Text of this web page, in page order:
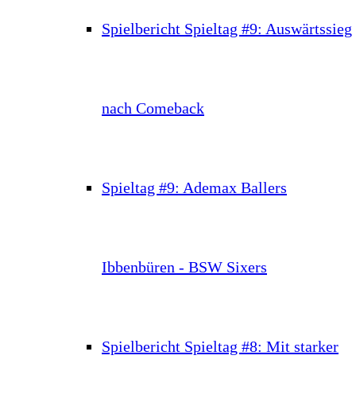
Spielbericht Spieltag #9: Auswärtssieg
nach Comeback
Spieltag #9: Ademax Ballers
Ibbenbüren - BSW Sixers
Spielbericht Spieltag #8: Mit starker